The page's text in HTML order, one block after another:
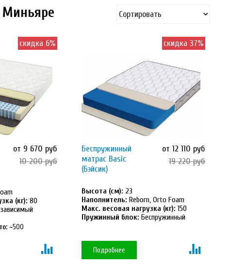
Миньяре
скидка 6%
от 9 670 руб
10 200 руб
(кг): 80
~500
скидка 37%
Беспружинный
матрас Basic
(Бэйсик)
от 12 110 руб
19 220 руб
Высота (см): 23
Наполнитель: Reborn, Orto Foam
Макс. весовая нагрузка (кг): 150
Пружинный блок: Беспружинный
Подробнее